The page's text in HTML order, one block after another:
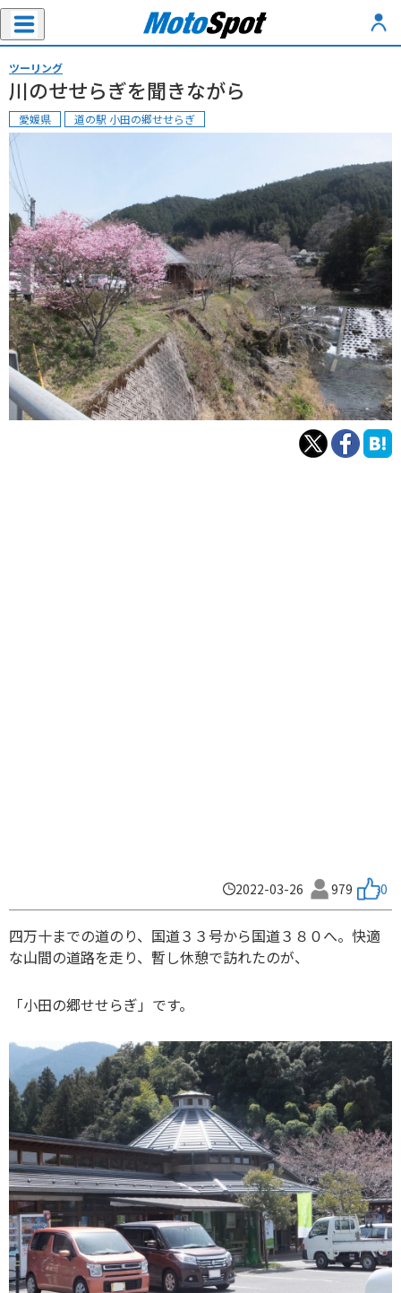
ツーリング
川のせせらぎを聞きながら
愛媛県 道の駅 小田の郷せせらぎ
2022-03-26 979 0
四万十までの道のり、国道３３号から国道３８０へ。快適
な山間の道路を走り、暫し休憩で訪れたのが、
「小田の郷せせらぎ」です。